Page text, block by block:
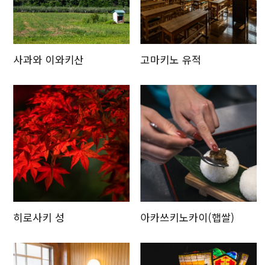
사과와 이와키산 고마키노 유적
히로사키 성 아카쓰키노카이(햅쌀)